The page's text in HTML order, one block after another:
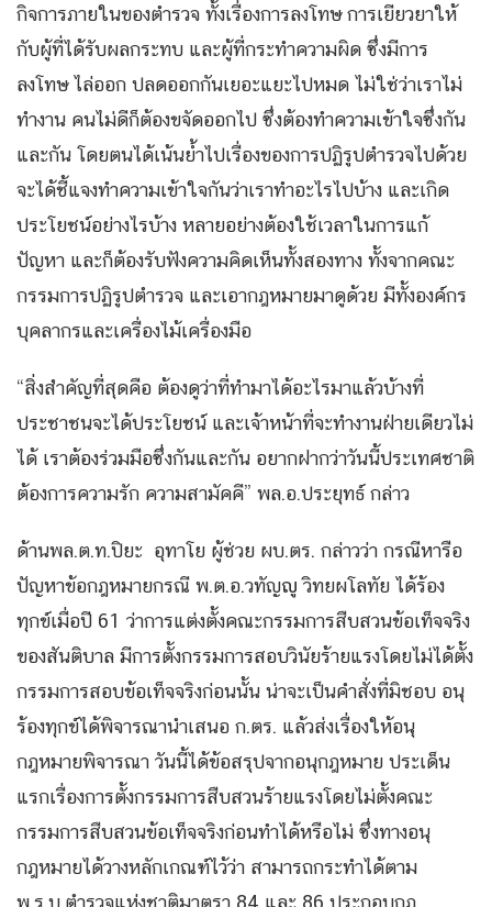
กิจการภายในของตำรวจ ทั้งเรื่องการลงโทษ การเยียวยาให้
กับผู้ที่ได้รับผลกระทบ และผู้ที่กระทำความผิด ซึ่งมีการ
ลงโทษ ไล่ออก ปลดออกกันเยอะแยะไปหมด ไม่ใช่ว่าเราไม่
ทำงาน คนไม่ดีก็ต้องขจัดออกไป ซึ่งต้องทำความเข้าใจซึ่งกัน
และกัน โดยตนได้เน้นย้ำไปเรื่องของการปฏิรูปตำรวจไปด้วย
จะได้ชี้แจงทำความเข้าใจกันว่าเราทำอะไรไปบ้าง และเกิด
ประโยชน์อย่างไรบ้าง หลายอย่างต้องใช้เวลาในการแก้
ปัญหา และก็ต้องรับฟังความคิดเห็นทั้งสองทาง ทั้งจากคณะ
กรรมการปฏิรูปตำรวจ และเอากฎหมายมาดูด้วย มีทั้งองค์กร
บุคลากรและเครื่องไม้เครื่องมือ
“สิ่งสำคัญที่สุดคือ ต้องดูว่าที่ทำมาได้อะไรมาแล้วบ้างที่
ประชาชนจะได้ประโยชน์ และเจ้าหน้าที่จะทำงานฝ่ายเดียวไม่
ได้ เราต้องร่วมมือซึ่งกันและกัน อยากฝากว่าวันนี้ประเทศชาติ
ต้องการความรัก ความสามัคคี” พล.อ.ประยุทธ์ กล่าว
ด้านพล.ต.ท.ปิยะ อุทาโย ผู้ช่วย ผบ.ตร. กล่าวว่า กรณีหารือ
ปัญหาข้อกฎหมายกรณี พ.ต.อ.วทัญญู วิทยผโลทัย ได้ร้อง
ทุกข์เมื่อปี 61 ว่าการแต่งตั้งคณะกรรมการสืบสวนข้อเท็จจริง
ของสันติบาล มีการตั้งกรรมการสอบวินัยร้ายแรงโดยไม่ได้ตั้ง
กรรมการสอบข้อเท็จจริงก่อนนั้น น่าจะเป็นคำสั่งที่มิชอบ อนุ
ร้องทุกข์ได้พิจารณานำเสนอ ก.ตร. แล้วส่งเรื่องให้อนุ
กฎหมายพิจารณา วันนี้ได้ข้อสรุปจากอนุกฎหมาย ประเด็น
แรกเรื่องการตั้งกรรมการสืบสวนร้ายแรงโดยไม่ตั้งคณะ
กรรมการสืบสวนข้อเท็จจริงก่อนทำได้หรือไม่ ซึ่งทางอนุ
กฎหมายได้วางหลักเกณฑ์ไว้ว่า สามารถกระทำได้ตาม
พ.ร.บ.ตำรวจแห่งชาติมาตรา 84 และ 86 ประกอบกฎ